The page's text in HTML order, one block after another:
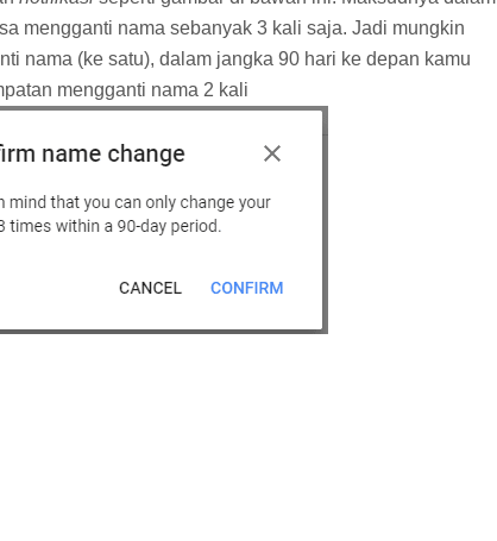
mengganti nama sebanyak 3 kali saja. Jadi mungkin
nama (ke satu), dalam jangka 90 hari ke depan kamu
mengganti nama 2 kali